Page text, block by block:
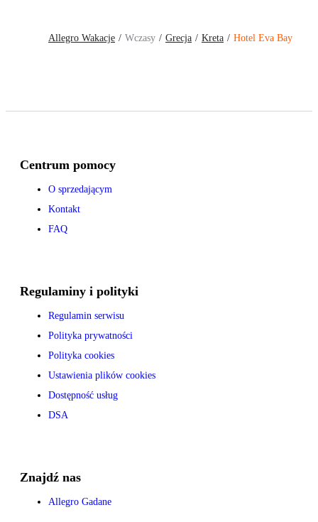
Allegro Wakacje Wczasy Grecja Kreta Hotel Eva Bay
Centrum pomocy
O sprzedającym
Kontakt
FAQ
Regulaminy i polityki
Regulamin serwisu
Polityka prywatności
Polityka cookies
Ustawienia plików cookies
Dostępność usług
DSA
Znajdź nas
Allegro Gadane